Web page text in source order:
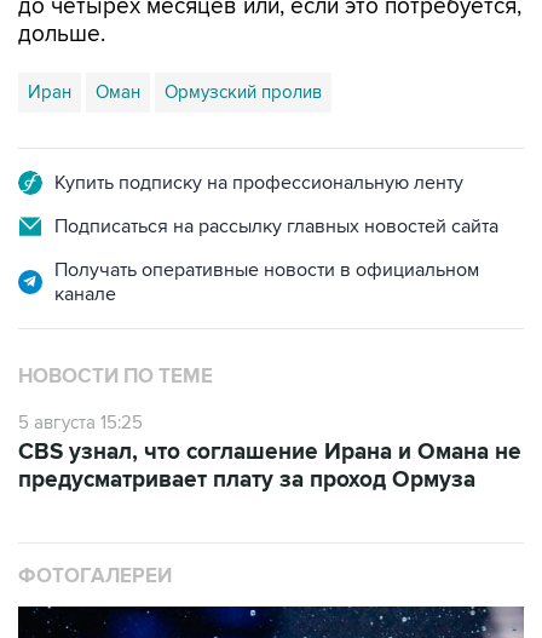
до четырех месяцев или, если это потребуется,
дольше.
Иран Оман Ормузский пролив
Купить подписку на профессиональную ленту
Подписаться на рассылку главных новостей сайта
Получать оперативные новости в официальном
канале
НОВОСТИ ПО ТЕМЕ
5 августа 15:25
CBS узнал, что соглашение Ирана и Омана не
предусматривает плату за проход Ормуза
ФОТОГАЛЕРЕИ